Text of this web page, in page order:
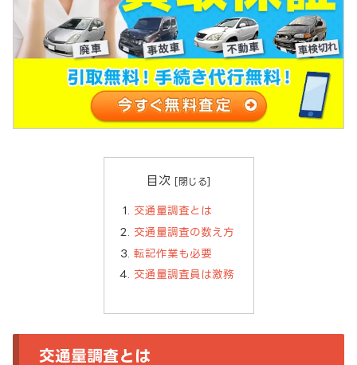
目次
交通量調査とは
交通量調査の数え方
転記作業も必要
交通量調査員は激務
交通量調査とは